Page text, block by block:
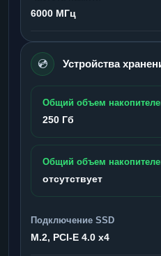
6000 МГц
💿 Устройства
Общий объем
250 Гб
Общий объем
отсутствует
Подключение SSD
M.2, PCI-E 4.0 x4